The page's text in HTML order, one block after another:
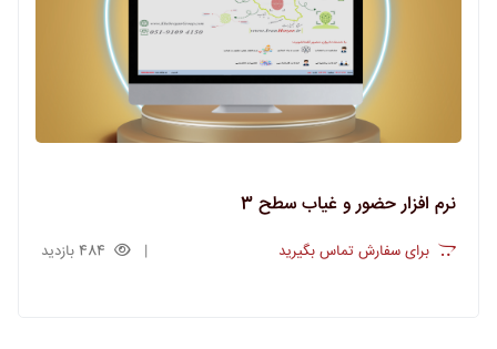
نرم افزار حضور و غیاب سطح 3
برای سفارش تماس بگیرید 484 بازدید